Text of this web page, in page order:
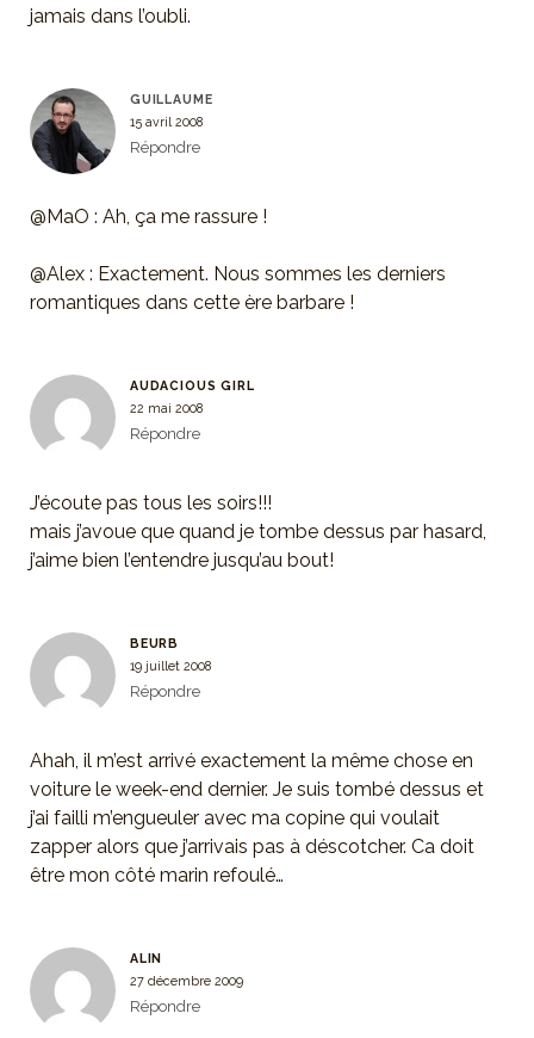
jamais dans l’oubli.
GUILLAUME
15 avril 2008
Répondre
@MaO : Ah, ça me rassure !
@Alex : Exactement. Nous sommes les derniers
romantiques dans cette ère barbare !
AUDACIOUS GIRL
22 mai 2008
Répondre
J’écoute pas tous les soirs!!!
mais j’avoue que quand je tombe dessus par hasard,
j’aime bien l’entendre jusqu’au bout!
BEURB
19 juillet 2008
Répondre
Ahah, il m’est arrivé exactement la même chose en
voiture le week-end dernier. Je suis tombé dessus et
j’ai failli m’engueuler avec ma copine qui voulait
zapper alors que j’arrivais pas à déscotcher. Ca doit
être mon côté marin refoulé…
ALIN
27 décembre 2009
Répondre